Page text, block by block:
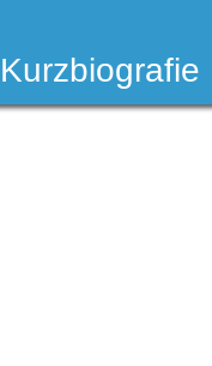
Kurzbiografie